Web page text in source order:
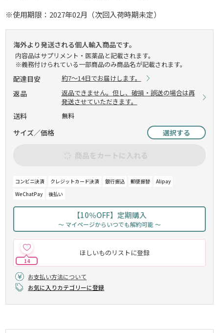
※使用期限：2027年02月（次回入荷時期未定）
海外より発送される個人輸入商品です。
内容品はサプリメント・医薬品と記載されます。
※義務付けられている一部商品のみ商品名が記載されます。
配達目安 約7～14日でお届けします。
返品
返品できません。但し、破損・誤送の場合は再
発送させていただきます。
送料 無料
サイズ／価格 選択する
商品をカートに入れる
コンビニ決済 クレジットカード決済 銀行振込 郵便振替
Alipay
WeChatPay
後払い
【10％OFF】定期購入
～ マイページからいつでも解約可能 ～
ほしいものリストに登録
14
お支払い方法について
お気に入りカテゴリーに登録